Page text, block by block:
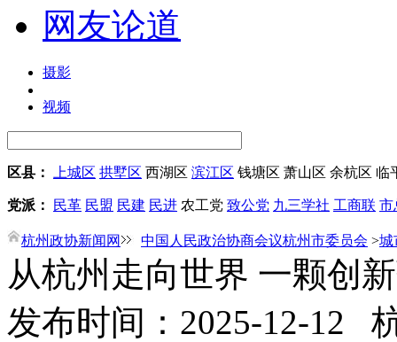
网友论道
摄影
视频
区县： 上城区 拱墅区 西湖区 滨江区 钱塘区 萧山区 余杭区 临
党派： 民革 民盟 民建 民进 农工党 致公党 九三学社 工商联 市
杭州政协新闻网 中国人民政治协商会议杭州市委员会 >城
从杭州走向世界 一颗创
发布时间：2025-12-12